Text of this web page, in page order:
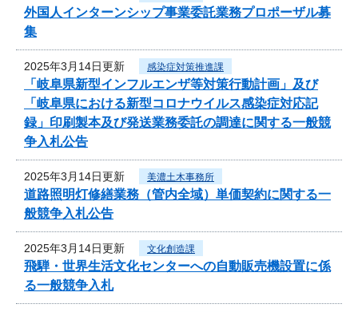
外国人インターンシップ事業委託業務プロポーザル募
集
2025年3月14日更新 感染症対策推進課
「岐阜県新型インフルエンザ等対策行動計画」及び
「岐阜県における新型コロナウイルス感染症対応記
録」印刷製本及び発送業務委託の調達に関する一般競
争入札公告
2025年3月14日更新 美濃土木事務所
道路照明灯修繕業務（管内全域）単価契約に関する一
般競争入札公告
2025年3月14日更新 文化創造課
飛騨・世界生活文化センターへの自動販売機設置に係
る一般競争入札